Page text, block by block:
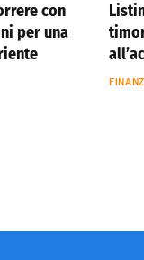
con
per una